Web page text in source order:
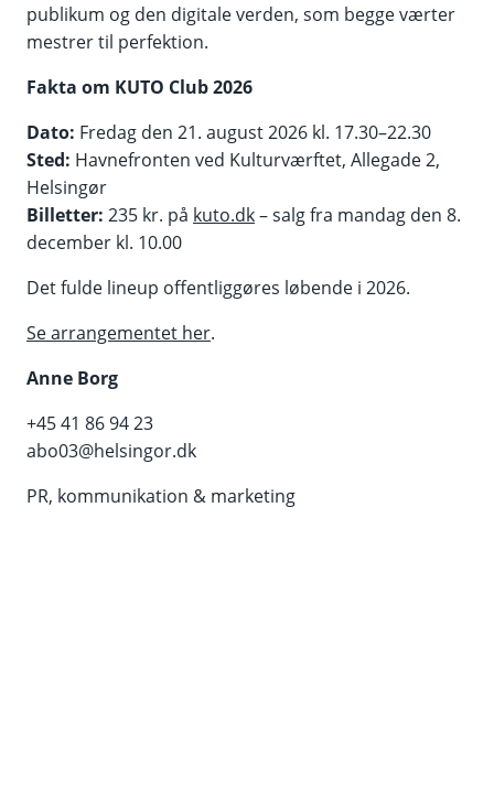
publikum og den digitale verden, som begge værter
mestrer til perfektion.
Fakta om KUTO Club 2026
Dato: Fredag den 21. august 2026 kl. 17.30–22.30
Sted: Havnefronten ved Kulturværftet, Allegade 2,
Helsingør
Billetter: 235 kr. på kuto.dk– salg fra mandag den 8.
december kl. 10.00
Det fulde lineup offentliggøres løbende i 2026.
Se arrangementet her.
Anne Borg
+45 41 86 94 23
abo03@helsingor.dk
PR, kommunikation & marketing